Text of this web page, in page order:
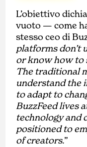
L’obiettivo
vuoto — come
stesso ceo di
platforms don’t
or know how to
The traditional
understand the
to adapt to
BuzzFeed lives
technology and
positioned to
of creators.”